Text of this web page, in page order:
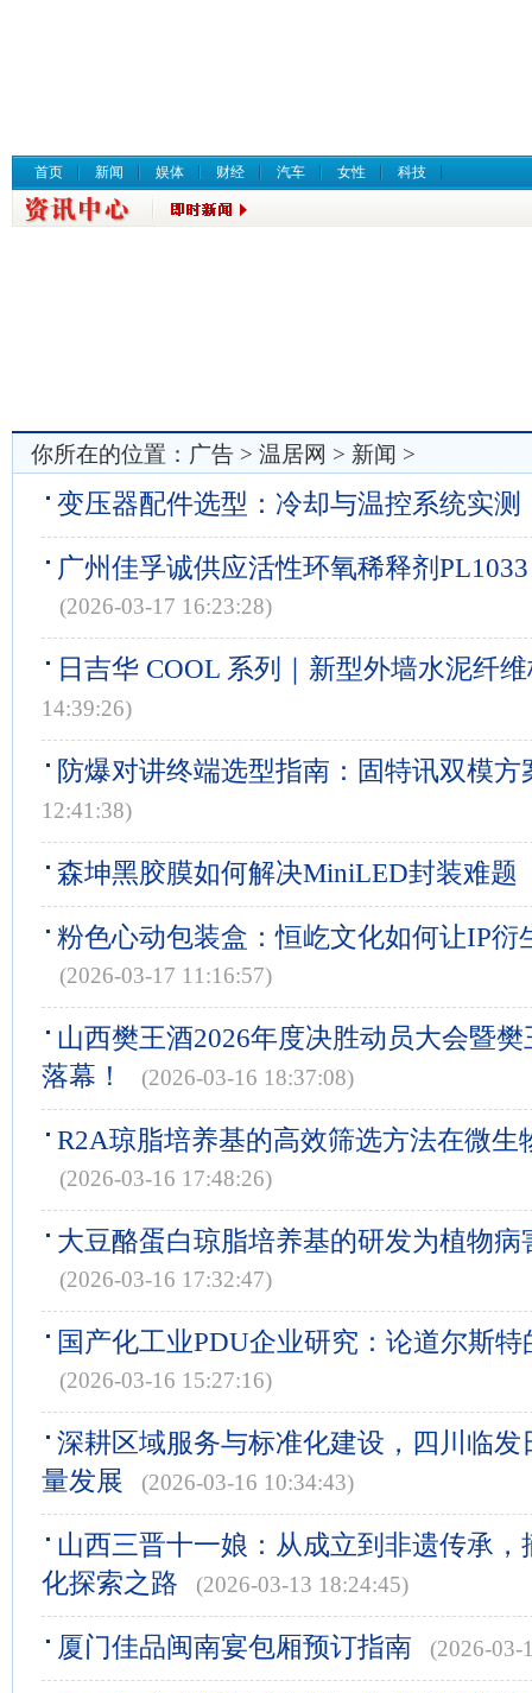
首页 新闻 娱体 财经 汽车 女性 科技
你所在的位置： 广告 > 温居网 > 新闻 >
变压器配件选型：冷却与温控系统实测
广州佳孚诚供应活性环氧稀释剂
(2026-03-17 16:23:28)
日吉华 COOL 系列｜新型外墙水泥纤
14:39:26)
防爆对讲终端选型指南：固特讯双模方
12:41:38)
森坤黑胶膜如何解决MiniLED封装难题
粉色心动包装盒：恒屹文化如何让IP衍
(2026-03-17 11:16:57)
山西樊王酒2026年度决胜动员大会暨
落幕！
(2026-03-16 18:37:08)
R2A琼脂培养基的高效筛选方法在微生
(2026-03-16 17:48:26)
大豆酪蛋白琼脂培养基的研发为植物病
(2026-03-16 17:32:47)
国产化工业PDU企业研究：论道尔斯
(2026-03-16 15:27:16)
深耕区域服务与标准化建设，四川临发
量发展
(2026-03-16 10:34:43)
山西三晋十一娘：从成立到非遗传承，
化探索之路
(2026-03-13 18:24:45)
厦门佳品闽南宴包厢预订指南 (2026-03-